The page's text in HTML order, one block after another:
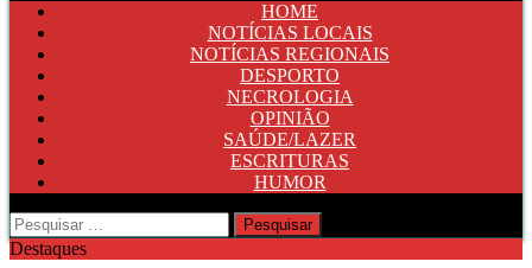
HOME
NOTÍCIAS LOCAIS
NOTÍCIAS REGIONAIS
DESPORTO
NECROLOGIA
OPINIÃO
SAÚDE/LAZER
ESCRITURAS
HUMOR
Pesquisar
por:
Destaques